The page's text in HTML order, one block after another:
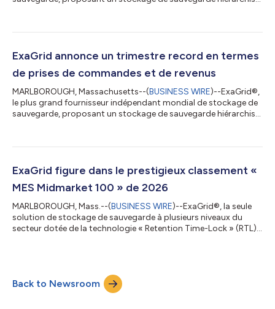
rançongiciel, a annoncé aujourd'hui la sortie de la version 8.1 de
charge de Cohesity DataProtect L'utilisation du protocole S3.
ExaGrid annonce un trimestre record en termes
de prises de commandes et de revenus
MARLBOROUGH, Massachusetts--(BUSINESS WIRE)--ExaGrid®,
le plus grand fournisseur indépendant mondial de stockage de
sauvegarde, proposant un stockage de sauvegarde hiérarchisé
attaque de rançongiciel, a annoncé aujourd'hui avoir enregistré
deuxième trimestre clos le 30 juin 2026, avec une croissance
des revenus...
ExaGrid figure dans le prestigieux classement «
MES Midmarket 100 » de 2026
MARLBOROUGH, Mass.--(BUSINESS WIRE)--ExaGrid®, la seule
solution de stockage de sauvegarde à plusieurs niveaux du
secteur dotée de la technologie « Retention Time-Lock » (RTL)
attaque par ransomware, a annoncé aujourd’hui que MES
Computing, une marque de The Channel Company, a mis en
avant ExaGrid dans son classe...
Back to Newsroom